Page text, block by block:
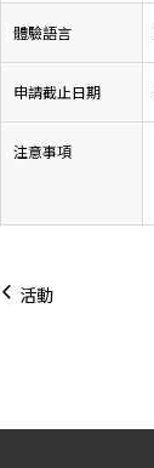
體驗語言
申請截止日期
注意事項
活動